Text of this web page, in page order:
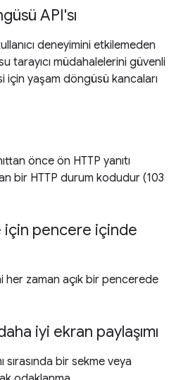
API'sı
deneyimini etkilemeden
tarayıcı müdahalelerini güvenli
için yaşam döngüsü kancaları
önce ön HTTP yanıtı
bir HTTP durum kodudur (103
pencere içinde
her zaman açık bir pencerede
iyi ekran paylaşımı
sırasında bir sekme veya